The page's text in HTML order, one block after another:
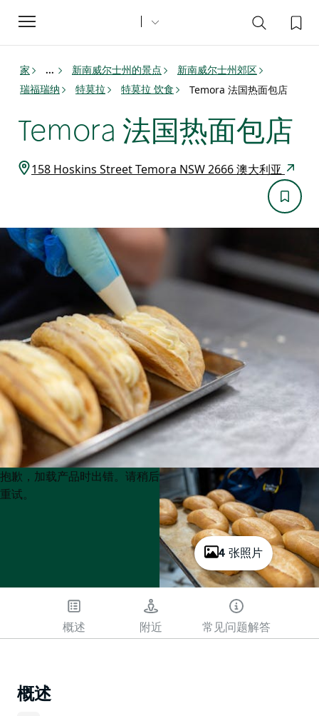
Toggle
navigation
家 ... 新南威尔士州的景点
新南威尔士州郊区
瑞福瑞纳
特莫拉 特莫拉 饮食 Temora 法国热面包店
Temora 法国热面包店
158 Hoskins Street Temora NSW 2666 澳大利亚
4 张照片
Product
List
Product
List
抱歉，加载产品时出错。请稍后
重试。
概述 附近 常见问题解答
概述